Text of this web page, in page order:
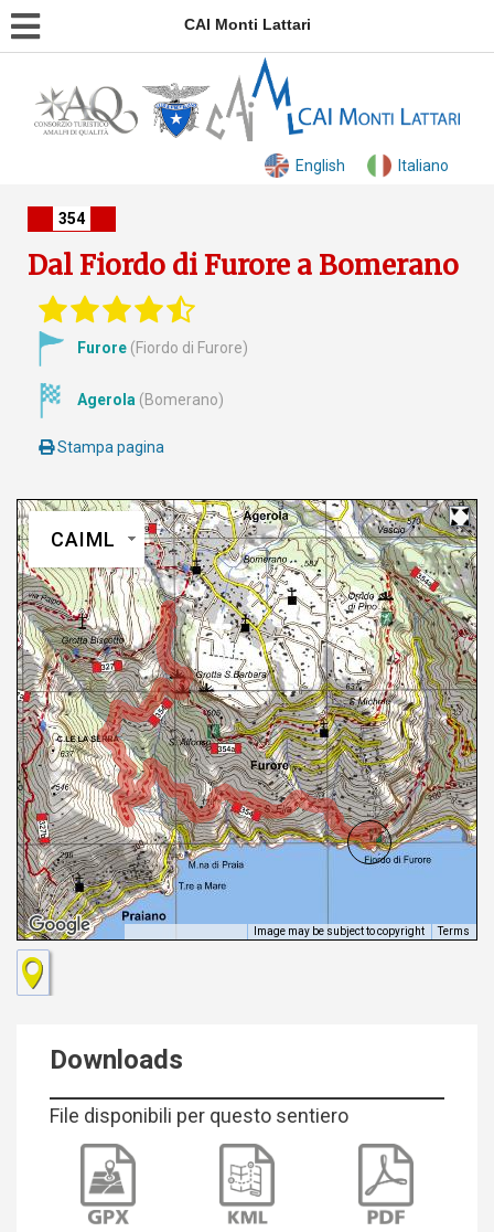
CAI Monti Lattari
English Italiano
354
Dal Fiordo di Furore a Bomerano
Furore (Fiordo di Furore)
Agerola (Bomerano)
Stampa pagina
CAIML
Image may be subject to copyright Terms
Downloads
File disponibili per questo sentiero